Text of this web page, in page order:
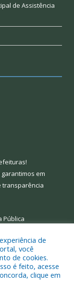
de Assistência
!
em
transparência
Pública
de Limoeiro
de
você
de cookies.
é feito, acesse
clique em